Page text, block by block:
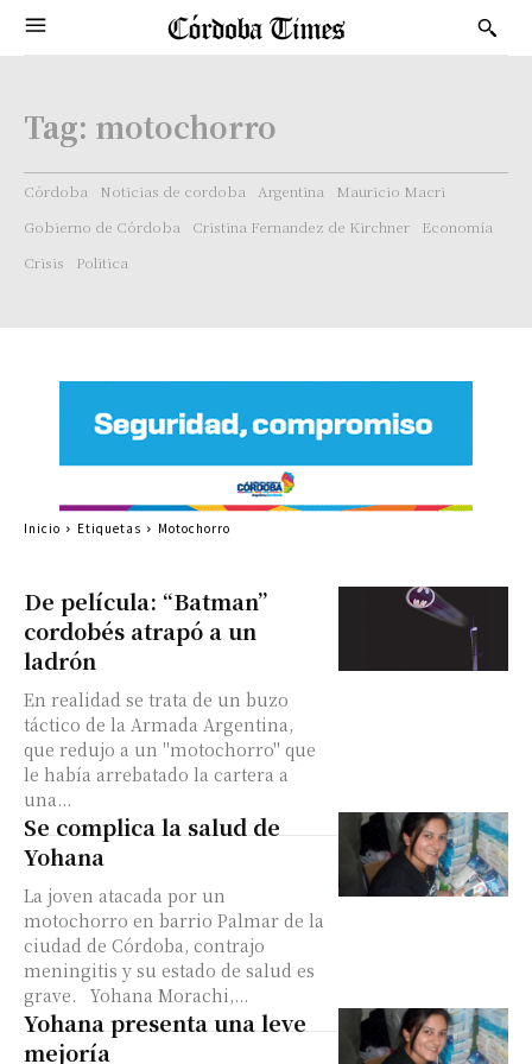
Tag: motochorro
Córdoba Noticias de cordoba Argentina
Mauricio Macri
Gobierno de Córdoba
Cristina Fernandez de Kirchner
Economía
Crisis
Politica
De película: “Batman”
cordobés atrapó a un
ladrón
En realidad se trata de un buzo
táctico de la Armada Argentina,
que redujo a un "motochorro" que
le había arrebatado la cartera a
una...
Se complica la salud de
Yohana
La joven atacada por un
motochorro en barrio Palmar de la
ciudad de Córdoba, contrajo
meningitis y su estado de salud es
grave. Yohana Morachi,...
Yohana presenta una leve
mejoría
Inicio Etiquetas Motochorro